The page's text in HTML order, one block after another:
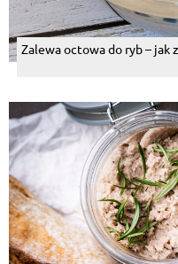
Zalewa octowa do ryb – jak